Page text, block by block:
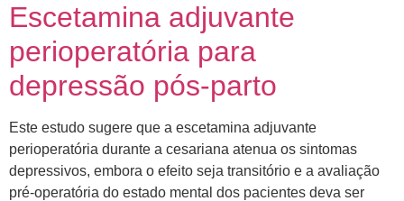
Escetamina adjuvante
perioperatória para
depressão pós-parto
Este estudo sugere que a escetamina adjuvante
perioperatória durante a cesariana atenua os sintomas
depressivos, embora o efeito seja transitório e a avaliação
pré-operatória do estado mental dos pacientes deva ser